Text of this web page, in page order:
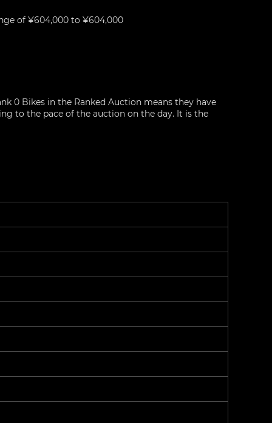
of ¥604,000 to ¥604,000
0 Bikes in the Ranked Auction means they have
to the pace of the auction on the day. It is the